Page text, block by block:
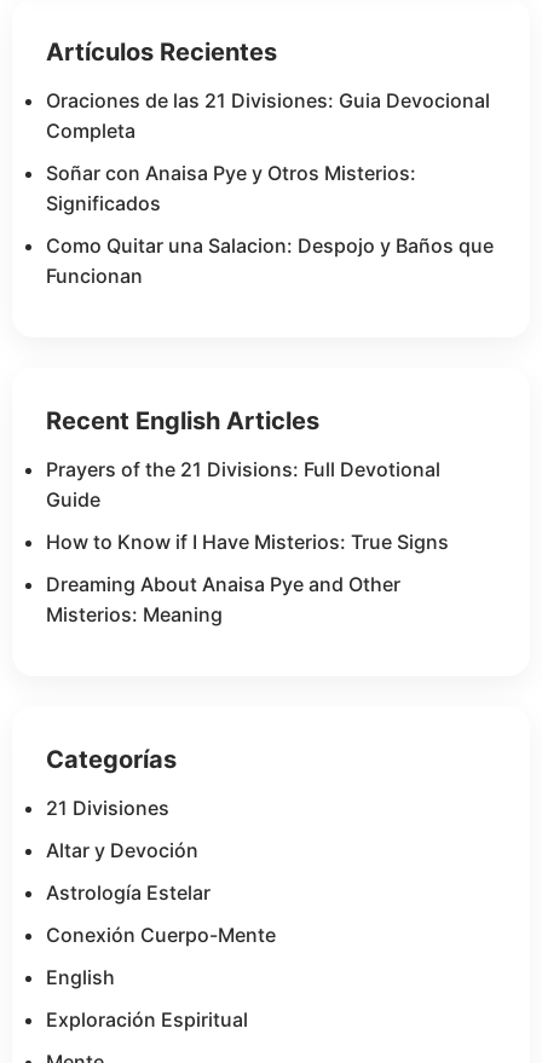
Artículos Recientes
Oraciones de las 21 Divisiones: Guia Devocional
Completa
Soñar con Anaisa Pye y Otros Misterios:
Significados
Como Quitar una Salacion: Despojo y Baños que
Funcionan
Recent English Articles
Prayers of the 21 Divisions: Full Devotional
Guide
How to Know if I Have Misterios: True Signs
Dreaming About Anaisa Pye and Other
Misterios: Meaning
Categorías
21 Divisiones
Altar y Devoción
Astrología Estelar
Conexión Cuerpo-Mente
English
Exploración Espiritual